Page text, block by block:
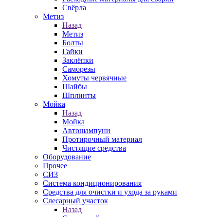
Свёрла
Метиз
Назад
Метиз
Болты
Гайки
Заклёпки
Саморезы
Хомуты червячные
Шайбы
Шплинты
Мойка
Назад
Мойка
Автошампуни
Протирочный материал
Чистящие средства
Оборудование
Прочее
СИЗ
Система кондиционирования
Средства для очистки и ухода за руками
Слесарный участок
Назад